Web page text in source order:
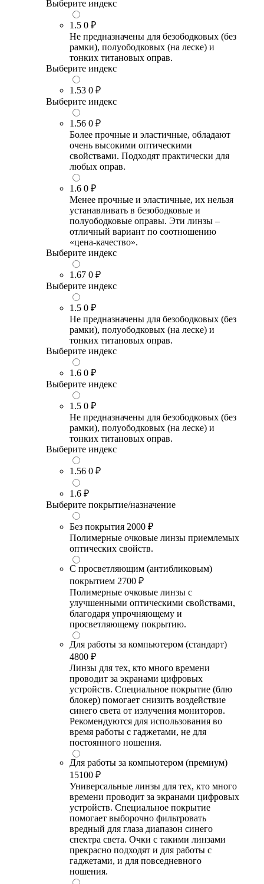
Выберите индекс
1.5 0 ₽
Не предназначены для безободковых (без
рамки), полуободковых (на леске) и
тонких титановых оправ.
Выберите индекс
1.53 0 ₽
Выберите индекс
1.56 0 ₽
Более прочные и эластичные, обладают
очень высокими оптическими
свойствами. Подходят практически для
любых оправ.
1.6 0 ₽
Менее прочные и эластичные, их нельзя
устанавливать в безободковые и
полуободковые оправы. Эти линзы –
отличный вариант по соотношению
«цена-качество».
Выберите индекс
1.67 0 ₽
Выберите индекс
1.5 0 ₽
Не предназначены для безободковых (без
рамки), полуободковых (на леске) и
тонких титановых оправ.
Выберите индекс
1.6 0 ₽
Выберите индекс
1.5 0 ₽
Не предназначены для безободковых (без
рамки), полуободковых (на леске) и
тонких титановых оправ.
Выберите индекс
1.56 0 ₽
1.6 ₽
Выберите покрытие/назначение
Без покрытия 2000 ₽
Полимерные очковые линзы приемлемых
оптических свойств.
С просветляющим (антибликовым)
покрытием 2700 ₽
Полимерные очковые линзы с
улучшенными оптическими свойствами,
благодаря упрочняющему и
просветляющему покрытию.
Для работы за компьютером (стандарт)
4800 ₽
Линзы для тех, кто много времени
проводит за экранами цифровых
устройств. Специальное покрытие (блю
блокер) помогает снизить воздействие
синего света от излучения мониторов.
Рекомендуются для использования во
время работы с гаджетами, не для
постоянного ношения.
Для работы за компьютером (премиум)
15100 ₽
Универсальные линзы для тех, кто много
времени проводит за экранами цифровых
устройств. Специальное покрытие
помогает выборочно фильтровать
вредный для глаза диапазон синего
спектра света. Очки с такими линзами
прекрасно подходят и для работы с
гаджетами, и для повседневного
ношения.